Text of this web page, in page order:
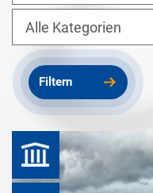
Filtern
Kurhaus